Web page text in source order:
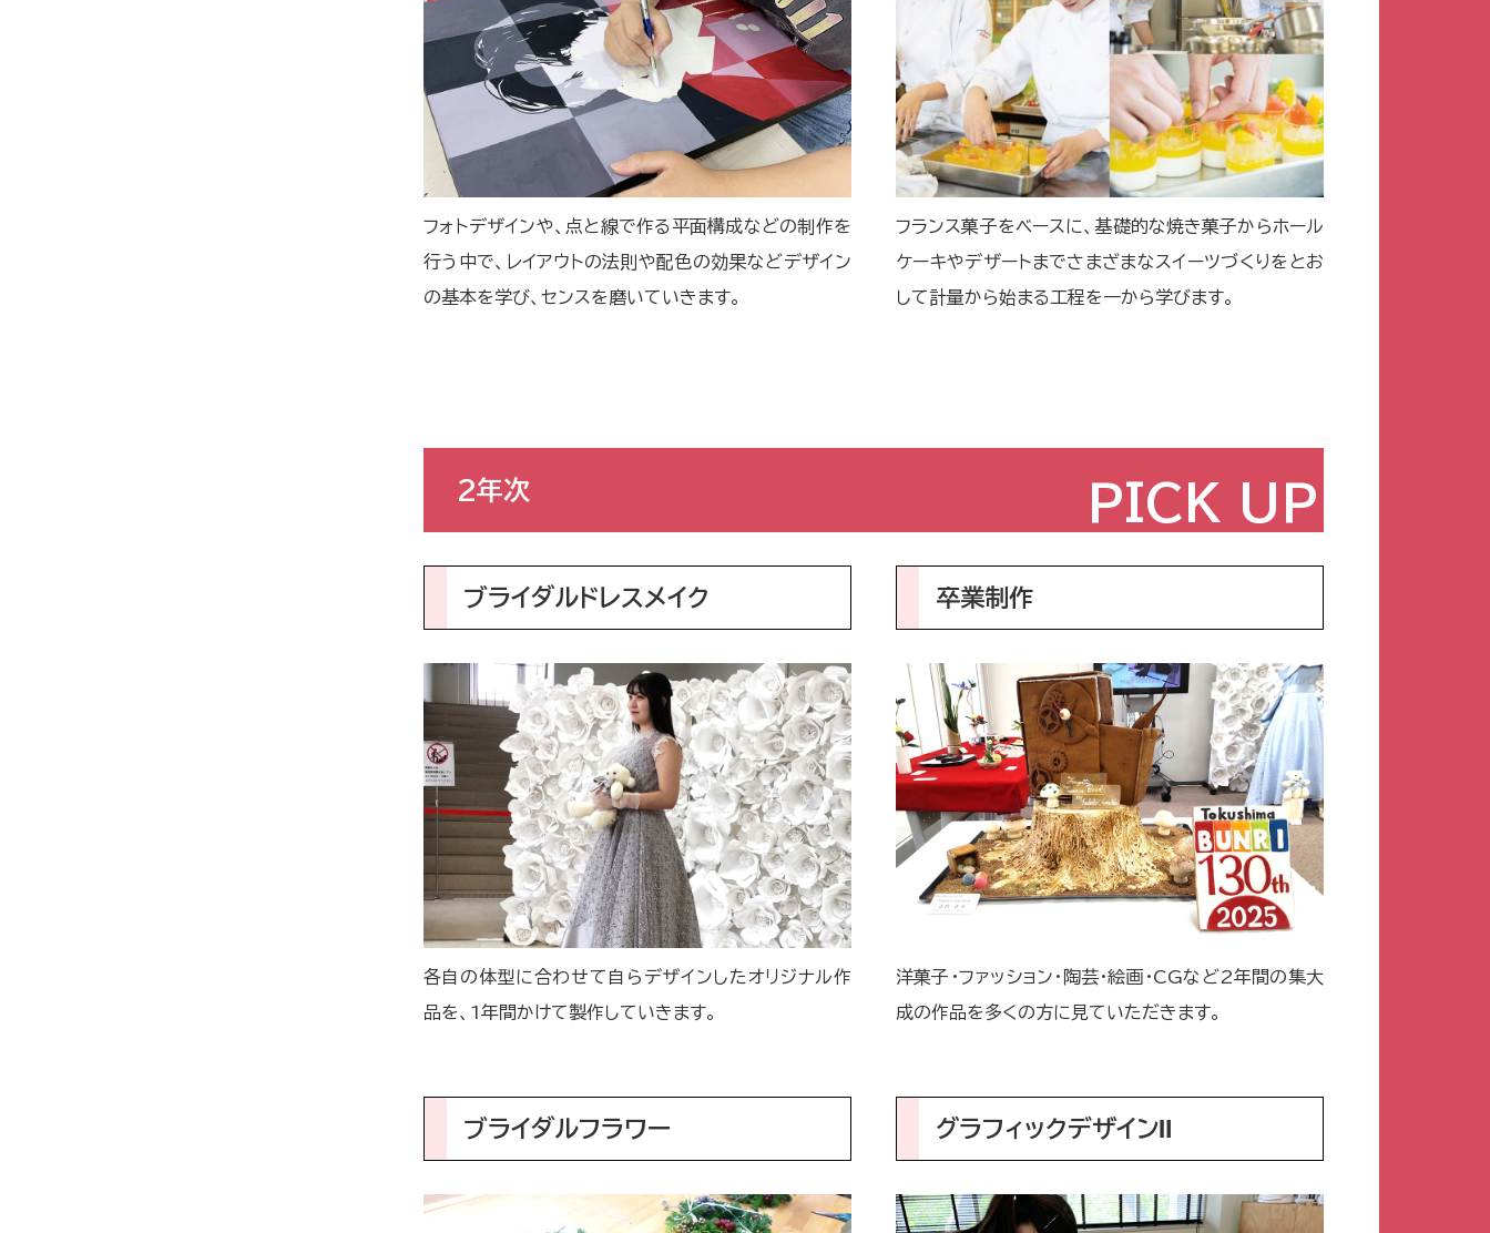
フォトデザインや、点と線で作る平面構成などの制作を
行う中で、レイアウトの法則や配色の効果などデザイン
の基本を学び、センスを磨いていきます。
フランス菓子をベースに、基礎的な焼き菓子からホール
ケーキやデザートまでさまざまなスイーツづくりをとお
して計量から始まる工程を一から学びます。
2年次 PICK UP
ブライダルドレスメイク
各自の体型に合わせて自らデザインしたオリジナル作
品を、1年間かけて製作していきます。
卒業制作
洋菓子・ファッション・陶芸・絵画・CGなど2年間の集大
成の作品を多くの方に見ていただきます。
ブライダルフラワー グラフィックデザインⅡ